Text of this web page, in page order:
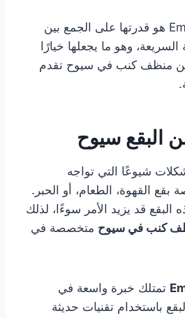
ما يميز Emirates Clean هو قدرتها على الجمع بين
السريعة، وهو ما يجعلها خيارًا
عن منظف كنب في سيوح تقدم
البقع سيوح
شيوعًا التي تواجه
القهوة، الطعام، أو الحبر.
البقع قد يزيد الأمر سوءًا، لذلك
كنب في سيوح متخصصة في
تمتلك خبرة واسعة في
باستخدام تقنيات حديثة